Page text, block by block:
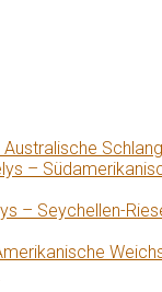
–
– Seychellen-